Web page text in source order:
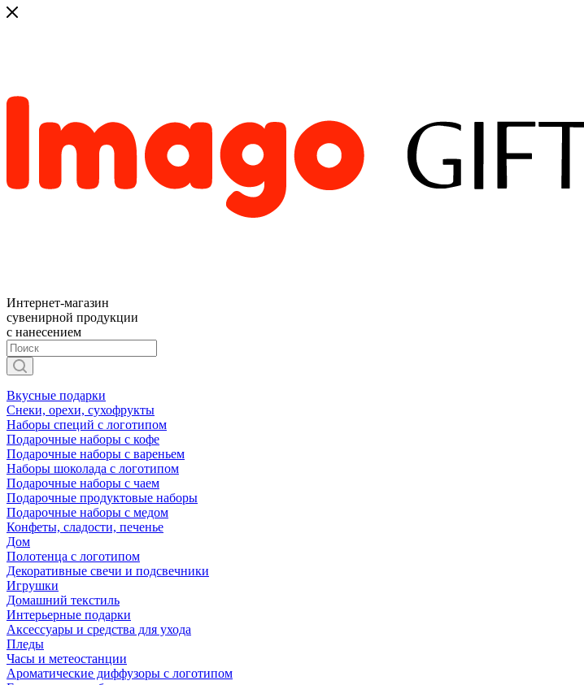
Интернет-магазин
сувенирной продукции
с нанесением
Вкусные подарки
Снеки, орехи, сухофрукты
Наборы специй с логотипом
Подарочные наборы с кофе
Подарочные наборы с вареньем
Наборы шоколада с логотипом
Подарочные наборы с чаем
Подарочные продуктовые наборы
Подарочные наборы с медом
Конфеты, сладости, печенье
Дом
Полотенца с логотипом
Декоративные свечи и подсвечники
Игрушки
Домашний текстиль
Интерьерные подарки
Аксессуары и средства для ухода
Пледы
Часы и метеостанции
Ароматические диффузоры с логотипом